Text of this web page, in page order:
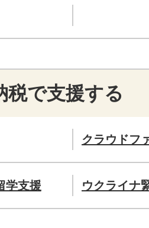
税で支援する
クラウドフ
学支援 ウクライナ